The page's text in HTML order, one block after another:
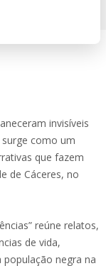
invisíveis
como um
que fazem
de Cáceres, no
reúne relatos,
de vida,
negra na